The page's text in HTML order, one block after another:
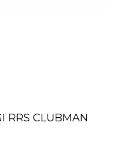
RRS CLUBMAN